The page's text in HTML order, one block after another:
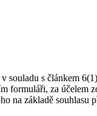
souladu s článkem
formuláři, za
na základě souhlasu